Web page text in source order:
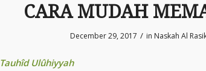
CARA MUDAH
December 29, 2017 / in Naskah Al
Tauhîd Ulûhiyyah